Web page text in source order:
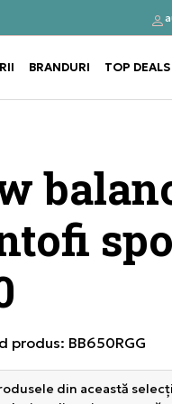
to open or close
to open or close
BRANDURI TOP DEALS
produs: BB650RGG
din această